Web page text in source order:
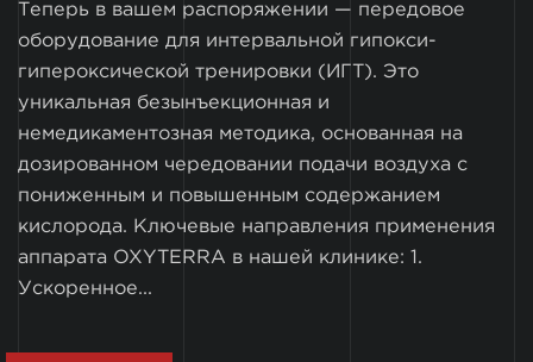
Теперь в вашем распоряжении — передовое
оборудование для интервальной гипокси-
гипероксической тренировки (ИГТ). Это
уникальная безынъекционная и
немедикаментозная методика, основанная на
дозированном чередовании подачи воздуха с
пониженным и повышенным содержанием
кислорода. Ключевые направления применения
аппарата OXYTERRA в нашей клинике: 1.
Ускоренное...